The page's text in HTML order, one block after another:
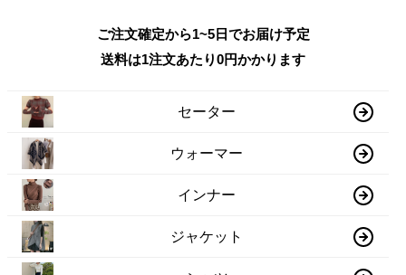
ご注文確定から1~5日でお届け予定
送料は1注文あたり0円かかります
セーター
ウォーマー
インナー
ジャケット